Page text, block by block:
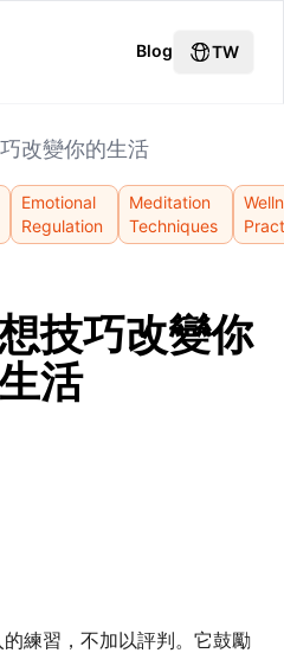
Blog TW
改變你的生活
Emotional
Regulation
Meditation
Techniques
技巧改變你
活
練習，不加以評判。它鼓勵